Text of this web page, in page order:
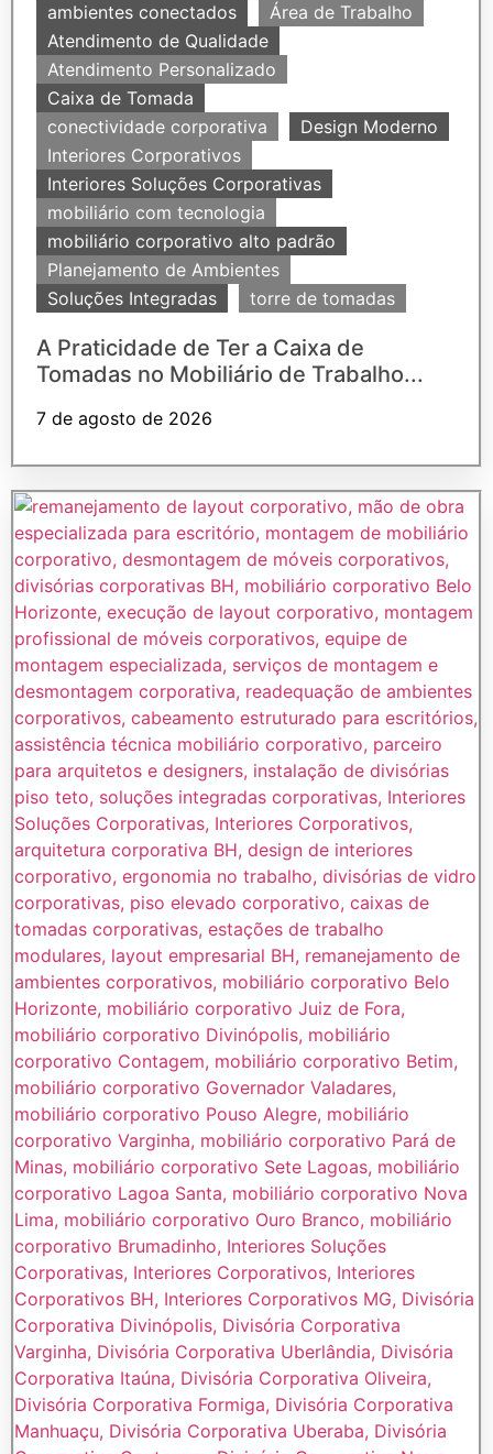
ambientes conectados
Área de Trabalho
Atendimento de Qualidade
Atendimento Personalizado
Caixa de Tomada
conectividade corporativa
Design Moderno
Interiores Corporativos
Interiores Soluções Corporativas
mobiliário com tecnologia
mobiliário corporativo alto padrão
Planejamento de Ambientes
Soluções Integradas
torre de tomadas
A Praticidade de Ter a Caixa de
Tomadas no Mobiliário de Trabalho...
7 de agosto de 2026